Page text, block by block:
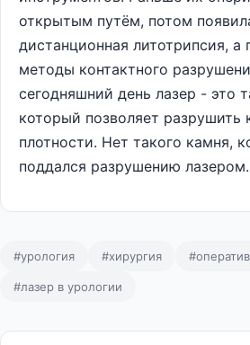
открытым путём, потом
дистанционная литотрипсия, а
методы контактного
сегодняшний день лазер - это
который позволяет разрушить
плотности. Нет такого камня,
поддался разрушению лазером.
#урология #хирургия
#лазер в урологии